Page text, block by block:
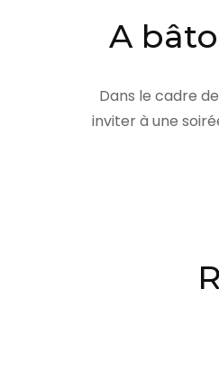
A
Dans le cadre
inviter à une